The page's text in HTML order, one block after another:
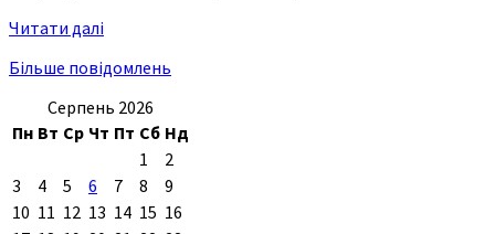
Читати далі
Більше повідомлень
Серпень 2026
Пн Вт Ср Чт Пт Сб Нд
1
2
3
4 5 6 7 8
9
10 11 12 13 14 15 16